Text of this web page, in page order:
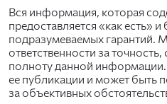
Вся информация, которая
предоставляется «как есть»
подразумеваемых гарантий.
ответственности за
полноту данной
ее публикации и может быть
за объективных